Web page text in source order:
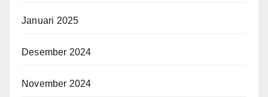
Januari 2025
Desember 2024
November 2024